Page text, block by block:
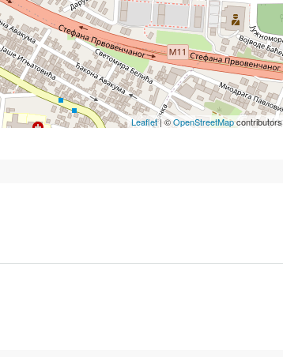
Leaflet| ©OpenStreetMapcontributors